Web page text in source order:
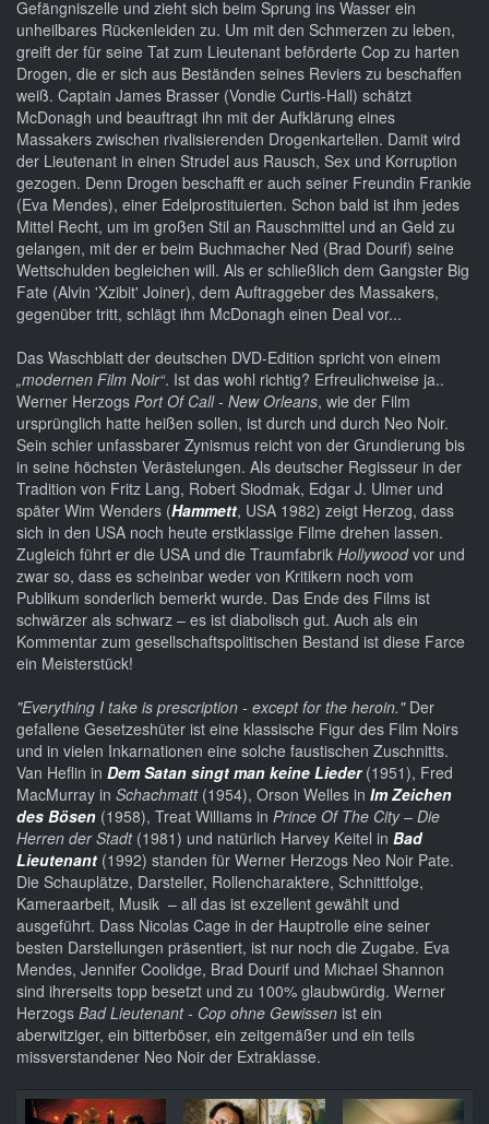
Gefängniszelle und zieht sich beim Sprung ins Wasser ein
unheilbares Rückenleiden zu. Um mit den Schmerzen zu leben,
greift der für seine Tat zum Lieutenant beförderte Cop zu harten
Drogen, die er sich aus Beständen seines Reviers zu beschaffen
weiß. Captain James Brasser (Vondie Curtis-Hall) schätzt
McDonagh und beauftragt ihn mit der Aufklärung eines
Massakers zwischen rivalisierenden Drogenkartellen. Damit wird
der Lieutenant in einen Strudel aus Rausch, Sex und Korruption
gezogen. Denn Drogen beschafft er auch seiner Freundin Frankie
(Eva Mendes), einer Edelprostituierten. Schon bald ist ihm jedes
Mittel Recht, um im großen Stil an Rauschmittel und an Geld zu
gelangen, mit der er beim Buchmacher Ned (Brad Dourif) seine
Wettschulden begleichen will. Als er schließlich dem Gangster Big
Fate (Alvin 'Xzibit' Joiner), dem Auftraggeber des Massakers,
gegenüber tritt, schlägt ihm McDonagh einen Deal vor...
Das Waschblatt der deutschen DVD-Edition spricht von einem
„modernen Film Noir“. Ist das wohl richtig? Erfreulichweise ja..
Werner Herzogs Port Of Call - New Orleans, wie der Film
ursprünglich hatte heißen sollen, ist durch und durch Neo Noir.
Sein schier unfassbarer Zynismus reicht von der Grundierung bis
in seine höchsten Verästelungen. Als deutscher Regisseur in der
Tradition von Fritz Lang, Robert Siodmak, Edgar J. Ulmer und
später Wim Wenders (Hammett, USA 1982) zeigt Herzog, dass
sich in den USA noch heute erstklassige Filme drehen lassen.
Zugleich führt er die USA und die Traumfabrik Hollywoodvor und
zwar so, dass es scheinbar weder von Kritikern noch vom
Publikum sonderlich bemerkt wurde. Das Ende des Films ist
schwärzer als schwarz – es ist diabolisch gut. Auch als ein
Kommentar zum gesellschaftspolitischen Bestand ist diese Farce
ein Meisterstück!
"Everything I take is prescription - except for the heroin."Der
gefallene Gesetzeshüter ist eine klassische Figur des Film Noirs
und in vielen Inkarnationen eine solche faustischen Zuschnitts.
Van Heflin in Dem Satan singt man keine Lieder(1951), Fred
MacMurray in Schachmatt (1954), Orson Welles in Im Zeichen
des Bösen (1958), Treat Williams in Prince Of The City – Die
Herren der Stadt(1981) und natürlich Harvey Keitel in Bad
Lieutenant (1992) standen für Werner Herzogs Neo Noir Pate.
Die Schauplätze, Darsteller, Rollencharaktere, Schnittfolge,
Kameraarbeit, Musik – all das ist exzellent gewählt und
ausgeführt. Dass Nicolas Cage in der Hauptrolle eine seiner
besten Darstellungen präsentiert, ist nur noch die Zugabe. Eva
Mendes, Jennifer Coolidge, Brad Dourif und Michael Shannon
sind ihrerseits topp besetzt und zu 100% glaubwürdig. Werner
Herzogs Bad Lieutenant - Cop ohne Gewissen ist ein
aberwitziger, ein bitterböser, ein zeitgemäßer und ein teils
missverstandener Neo Noir der Extraklasse.